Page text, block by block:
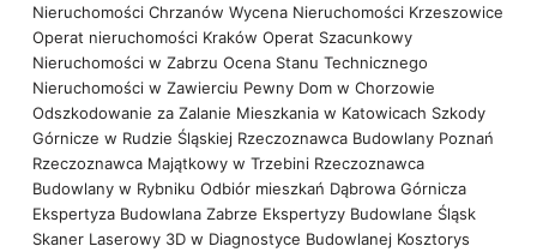
Nieruchomości Chrzanów Wycena Nieruchomości Krzeszowice
Operat nieruchomości Kraków Operat Szacunkowy
Nieruchomości w Zabrzu Ocena Stanu Technicznego
Nieruchomości w Zawierciu Pewny Dom w Chorzowie
Odszkodowanie za Zalanie Mieszkania w Katowicach Szkody
Górnicze w Rudzie Śląskiej Rzeczoznawca Budowlany Poznań
Rzeczoznawca Majątkowy w Trzebini Rzeczoznawca
Budowlany w Rybniku Odbiór mieszkań Dąbrowa Górnicza
Ekspertyza Budowlana Zabrze Ekspertyzy Budowlane Śląsk
Skaner Laserowy 3D w Diagnostyce Budowlanej Kosztorys